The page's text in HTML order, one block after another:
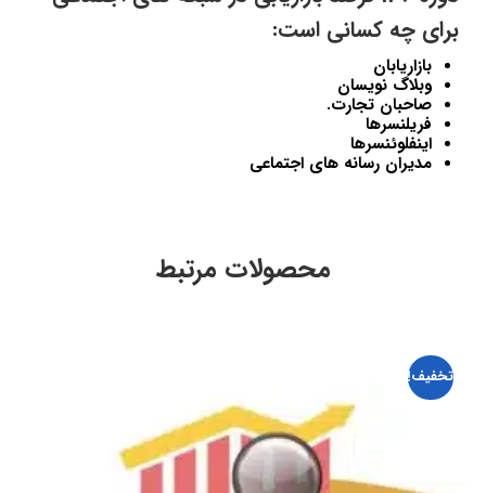
برای چه کسانی است:
بازاریابان
وبلاگ نویسان
صاحبان تجارت.
فریلنسرها
اینفلوئنسرها
مدیران رسانه های اجتماعی
محصولات مرتبط
تخفیف!